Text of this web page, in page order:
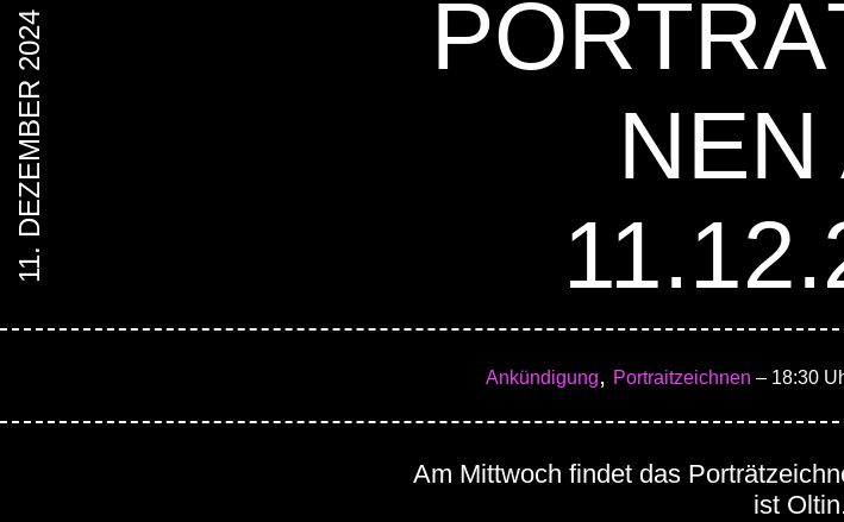
NEN
11. DEZEMBER 2024
Ankündigung, Portraitzeichnen – 18:30
Am Mittwoch findet das
ist